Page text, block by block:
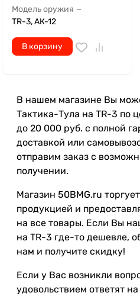
Модель оружия —
TR-3, АК-12
В корзину
В нашем магазине Вы
Тактика-Тула на TR-3 по
до 20 000 руб. с полной
доставкой или
отправим заказ с
получении.
Магазин 50BMG.ru
продукцией и
на все товары. Если Вы
на TR-3 где-то дешевле,
нам и получите скидку!
Если у Вас возникли
удовольствием ответят